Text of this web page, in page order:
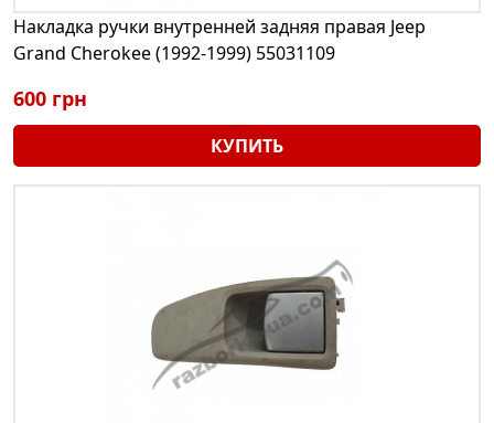
Накладка ручки внутренней задняя правая Jeep
Grand Cherokee (1992-1999) 55031109
600 грн
КУПИТЬ